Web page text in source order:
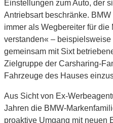
Einstellungen zum Auto, der
Antriebsart beschränke.
immer als Wegbereiter für die
verstanden« –
gemeinsam mit Sixt
Zielgruppe der Carsharing-
Fahrzeuge des Hauses
Aus Sicht von Ex-
Jahren die BMW-
proaktive Umgang mit neuen